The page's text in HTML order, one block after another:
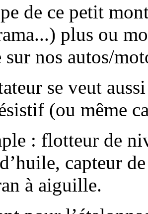
de ce petit
plus ou
nos autos/
se veut
(ou même
: flotteur de
capteur
à aiguille.